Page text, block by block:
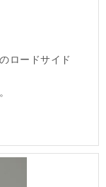
ロードサイド